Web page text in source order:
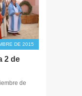
DE 2015
2 de
de